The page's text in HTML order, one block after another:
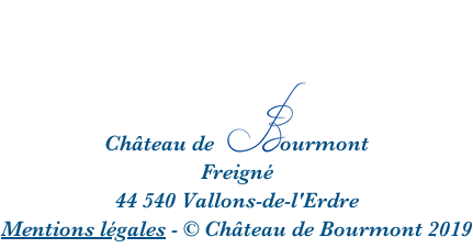
Château de ourmont
Freigné
44 540 Vallons-de-l'Erdre
Mentions légales - © Château de Bourmont 2019